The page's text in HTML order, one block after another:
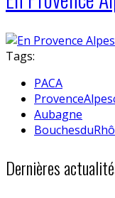
Tags:
PACA
Aubagne
Dernières